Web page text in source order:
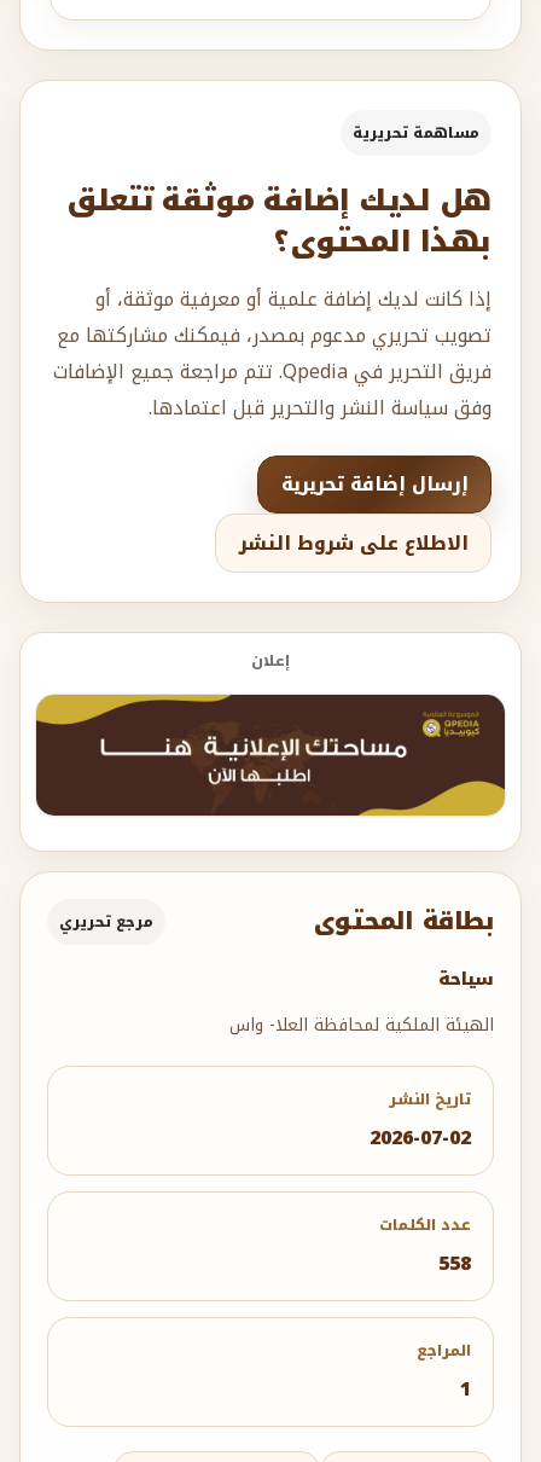
بطاقة المحتوى مرجع تحريري
سياحة
الهيئة الملكية لمحافظة العلا- واس
تاريخ النشر
2026-07-02
عدد الكلمات
558
المراجع
1
مساهمة تحريرية
هل لديك إضافة موثقة تتعلق
بهذا المحتوى؟
إذا كانت لديك إضافة علمية أو معرفية موثقة، أو
تصويب تحريري مدعوم بمصدر، فيمكنك مشاركتها مع
فريق التحرير في Qpedia. تتم مراجعة جميع الإضافات
وفق سياسة النشر والتحرير قبل اعتمادها.
إرسال إضافة تحريرية
الاطلاع على شروط النشر
إعلان